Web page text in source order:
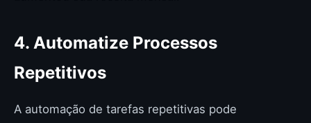
4. Automatize Processos
Repetitivos
A automação de tarefas repetitivas pode